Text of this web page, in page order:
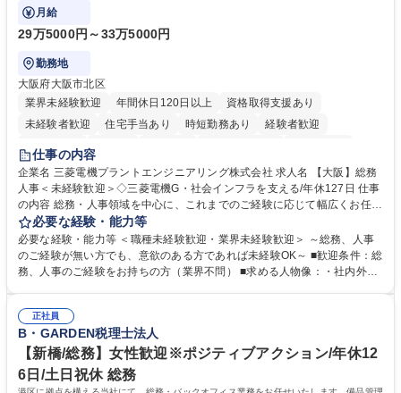
月給
29万5000円～33万5000円
勤務地
大阪府大阪市北区
業界未経験歓迎
年間休日120日以上
資格取得支援あり
未経験者歓迎
住宅手当あり 時短勤務あり
経験者歓迎
退職金あり
駅近5分以内
土日祝休み 服装自由 寮・社宅あり 食事補助あり
仕事の内容
企業名 三菱電機プラントエンジニアリング株式会社 求人名 【大阪】総務
人事＜未経験歓迎＞◇三菱電機G・社会インフラを支える/年休127日 仕事
の内容 総務・人事領域を中心に、これまでのご経験に応じて幅広くお任せ
します。 ＜具体的には＞ ・総務/人事労務（給与・社保・勤怠管理など）
・採用・教育研修 ・福利厚生運用 など ※基本的には事務所勤務ですが、
採用や教育等の業務内容により、関西圏以外への日帰り・宿泊を伴う国内
出張もございます。 ※担当業務を持ちつつ、お互いに助け合いながら、総
必要な経験・能力等
必要な経験・能力等 ＜職種未経験歓迎・業界未経験歓迎＞ ～総務、人事
のご経験が無い方でも、意欲のある方であれば未経験OK～ ■歓迎条件：総
務、人事のご経験をお持ちの方（業界不問） ■求める人物像：・社内外の
正社員
B・GARDEN税理士法人
【新橋/総務】女性歓迎※ポジティブアクション/年休12
6日/土日祝休 総務